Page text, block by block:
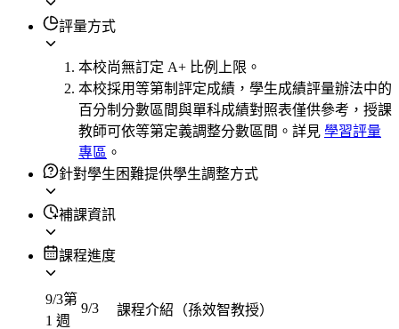
評量方式
本校尚無訂定 A+ 比例上限。
本校採用等第制評定成績，學生成績評量辦法中的
百分制分數區間與單科成績對照表僅供參考，授課
教師可依等第定義調整分數區間。詳見 學習評量
專區 。
針對學生困難提供學生調整方式
補課資訊
課程進度
9/3第
1 週
9/3 課程介紹（孫效智教授）